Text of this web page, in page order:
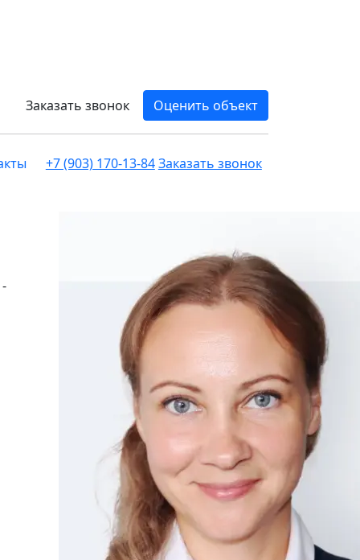
Заказать звонок
Оценить объект
+7 (903) 170-13-84Заказать звонок